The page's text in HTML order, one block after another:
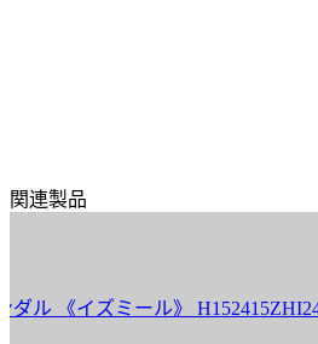
関連製品
《イズミール》 H152415ZHI2410